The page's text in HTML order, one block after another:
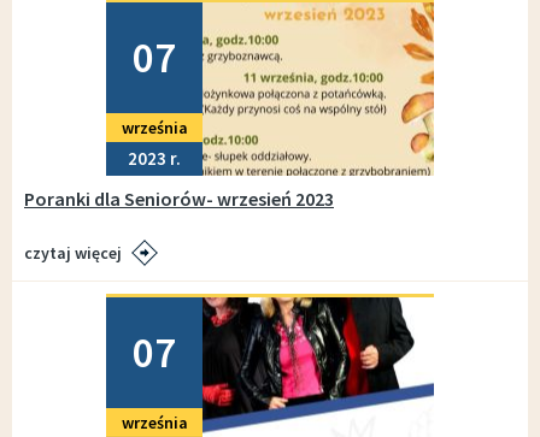
07
września
2023
Poranki dla Seniorów- wrzesień 2023
czytaj więcej
07
września